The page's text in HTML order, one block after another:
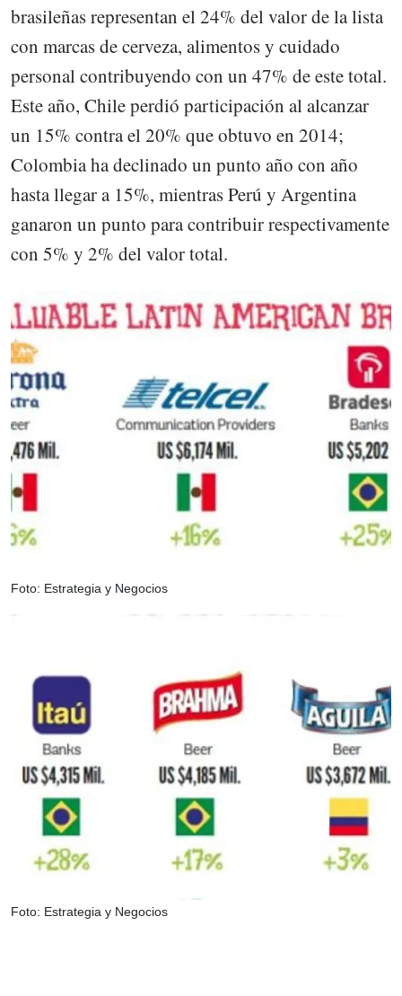
brasileñas representan el 24% del valor de la lista
con marcas de cerveza, alimentos y cuidado
personal contribuyendo con un 47% de este total.
Este año, Chile perdió participación al alcanzar
un 15% contra el 20% que obtuvo en 2014;
Colombia ha declinado un punto año con año
hasta llegar a 15%, mientras Perú y Argentina
ganaron un punto para contribuir respectivamente
con 5% y 2% del valor total.
Foto: Estrategia y Negocios
Foto: Estrategia y Negocios